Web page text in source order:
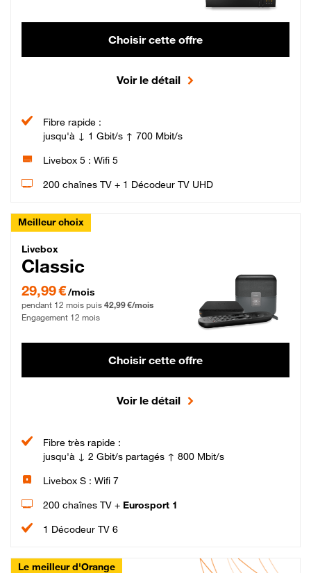
Choisir cette offre
Voir le détail
Fibre rapide :
jusqu'à ↓ 1 Gbit/s ↑ 700 Mbit/s
Livebox 5 : Wifi 5
200 chaînes TV + 1 Décodeur TV UHD
Meilleur choix
Livebox Classic Fibre
Livebox
Classic
29,99 € par mois pendant 12 mois puis 42,99 € par mois, Engagement 12 mois
29,99 €/mois
pendant 12 mois puis 42,99 €/mois
Engagement 12 mois
Choisir cette offre
Voir le détail
Fibre très rapide :
jusqu'à ↓ 2 Gbit/s partagés ↑ 800 Mbit/s
Livebox S : Wifi 7
200 chaînes TV + Eurosport 1
1 Décodeur TV 6
Le meilleur d'Orange